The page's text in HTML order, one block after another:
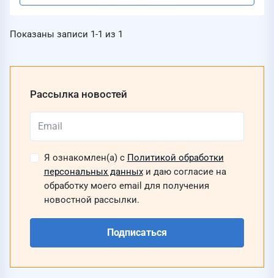
Показаны записи 1-1 из 1
Рассылка новостей
Я ознакомлен(а) с Политикой обработки
персональных данныхи даю согласие на
обработку моего email для получения
новостной рассылки.
Подписаться